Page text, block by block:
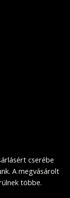
cserébe
A megvásárolt
többe.